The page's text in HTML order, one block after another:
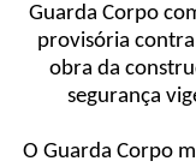
Guarda Corpo
provisória
obra da
segurança
O Guarda Corpo